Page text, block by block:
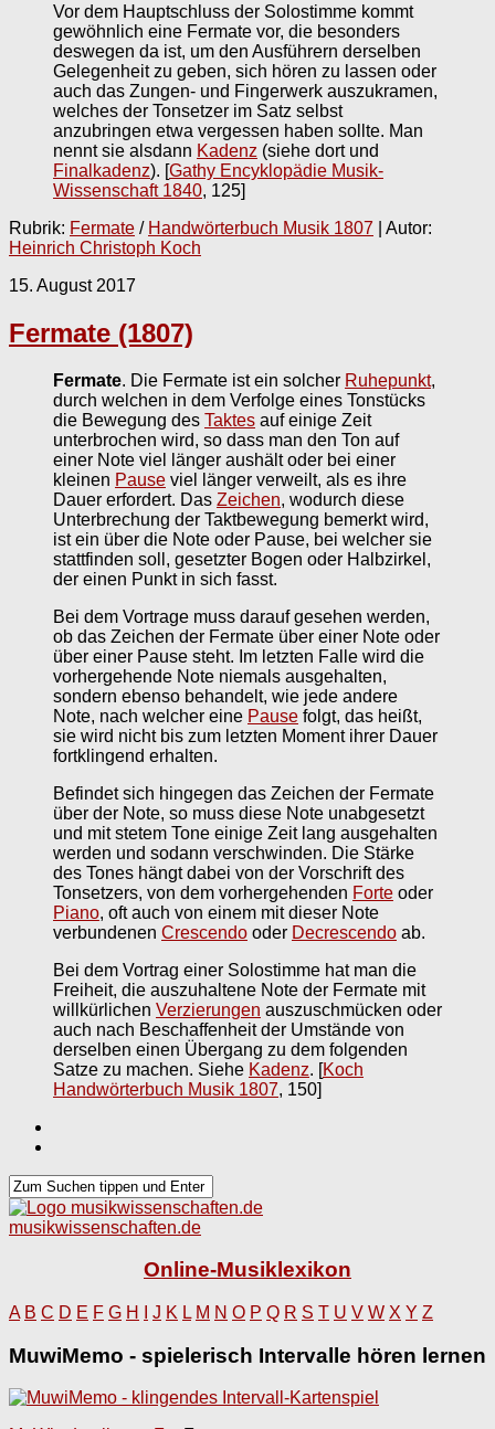
Vor dem Hauptschluss der Solostimme kommt
gewöhnlich eine Fermate vor, die besonders
deswegen da ist, um den Ausführern derselben
Gelegenheit zu geben, sich hören zu lassen oder
auch das Zungen- und Fingerwerk auszukramen,
welches der Tonsetzer im Satz selbst
anzubringen etwa vergessen haben sollte. Man
nennt sie alsdann Kadenz (siehe dort und
Finalkadenz). [Gathy Encyklopädie Musik-
Wissenschaft 1840, 125]
Rubrik: Fermate / Handwörterbuch Musik 1807 | Autor:
Heinrich Christoph Koch
15. August 2017
Fermate (1807)
Fermate. Die Fermate ist ein solcher Ruhepunkt,
durch welchen in dem Verfolge eines Tonstücks
die Bewegung des Taktes auf einige Zeit
unterbrochen wird, so dass man den Ton auf
einer Note viel länger aushält oder bei einer
kleinen Pause viel länger verweilt, als es ihre
Dauer erfordert. Das Zeichen, wodurch diese
Unterbrechung der Taktbewegung bemerkt wird,
ist ein über die Note oder Pause, bei welcher sie
stattfinden soll, gesetzter Bogen oder Halbzirkel,
der einen Punkt in sich fasst.
Bei dem Vortrage muss darauf gesehen werden,
ob das Zeichen der Fermate über einer Note oder
über einer Pause steht. Im letzten Falle wird die
vorhergehende Note niemals ausgehalten,
sondern ebenso behandelt, wie jede andere
Note, nach welcher eine Pause folgt, das heißt,
sie wird nicht bis zum letzten Moment ihrer Dauer
fortklingend erhalten.
Befindet sich hingegen das Zeichen der Fermate
über der Note, so muss diese Note unabgesetzt
und mit stetem Tone einige Zeit lang ausgehalten
werden und sodann verschwinden. Die Stärke
des Tones hängt dabei von der Vorschrift des
Tonsetzers, von dem vorhergehenden Forte oder
Piano, oft auch von einem mit dieser Note
verbundenen Crescendo oder Decrescendo ab.
Bei dem Vortrag einer Solostimme hat man die
Freiheit, die auszuhaltene Note der Fermate mit
willkürlichen Verzierungen auszuschmücken oder
auch nach Beschaffenheit der Umstände von
derselben einen Übergang zu dem folgenden
Satze zu machen. Siehe Kadenz. [Koch
Handwörterbuch Musik 1807, 150]
musikwissenschaften.de
Online-Musiklexikon
A B C D E F G H J K L M N O P Q R S T U V W X Y Z
MuwiMemo - spielerisch Intervalle hören lernen